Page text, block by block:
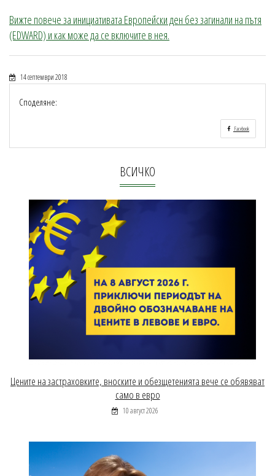
Вижте повече за инициативата Европейски ден без загинали на пътя
(EDWARD) и как може да се включите в нея.
14 септември 2018
Споделяне:
Facebook
ВСИЧКО
Цените на застраховките, вноските и обезщетенията вече се обявяват
само в евро
10 август 2026